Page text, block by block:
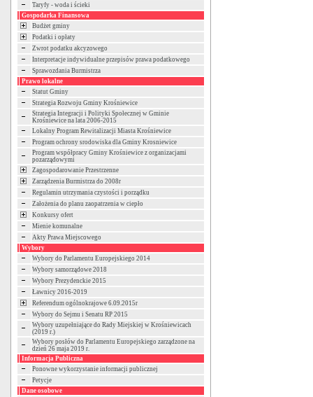
Taryfy - woda i ścieki
Gospodarka Finansowa
Budżet gminy
Podatki i opłaty
Zwrot podatku akcyzowego
Interpretacje indywidualne przepisów prawa podatkowego
Sprawozdania Burmistrza
Prawo lokalne
Statut Gminy
Strategia Rozwoju Gminy Krośniewice
Strategia Integracji i Polityki Społecznej w Gminie
Krośniewice na lata 2006-2015
Lokalny Program Rewitalizacji Miasta Krośniewice
Program ochrony srodowiska dla Gminy Krosniewice
Program współpracy Gminy Krośniewice z organizacjami
pozarządowymi
Zagospodarowanie Przestrzenne
Zarządzenia Burmistrza do 2008r
Regulamin utrzymania czystości i porządku
Założenia do planu zaopatrzenia w ciepło
Konkursy ofert
Mienie komunalne
Akty Prawa Miejscowego
Wybory
Wybory do Parlamentu Europejskiego 2014
Wybory samorządowe 2018
Wybory Prezydenckie 2015
Ławnicy 2016-2019
Referendum ogólnokrajowe 6.09.2015r
Wybory do Sejmu i Senatu RP 2015
Wybory uzupełniające do Rady Miejskiej w Krośniewicach
(2019 r.)
Wybory posłów do Parlamentu Europejskiego zarządzone na
dzień 26 maja 2019 r.
Informacja Publiczna
Ponowne wykorzystanie informacji publicznej
Petycje
Dane osobowe